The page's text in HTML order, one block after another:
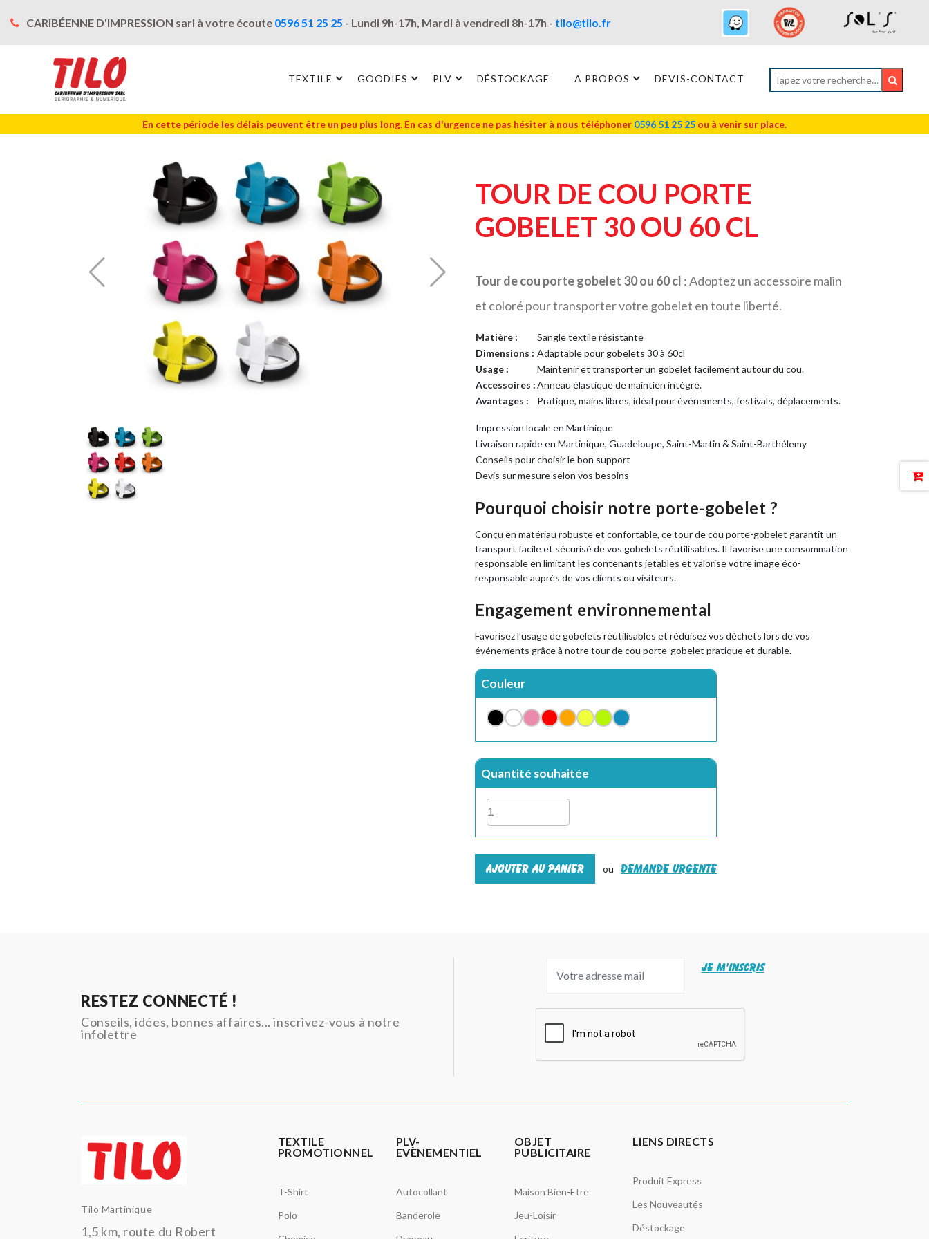
CARIBÉENNE D'IMPRESSION sarl à votre écoute 0596 51 25 25 - Lundi 9h-17h, Mardi à vendredi 8h-17h - tilo@tilo.fr
TEXTILE GOODIES PLV DÉSTOCKAGE A PROPOS DEVIS-CONTACT
En cette période les délais peuvent être un peu plus long. En cas d'urgence ne pas hésiter à nous téléphoner 0596 51 25 25 ou à venir sur place.
TOUR DE COU PORTE
GOBELET 30 OU 60 CL
Tour de cou porte gobelet 30 ou 60 cl : Adoptez un accessoire malin
et coloré pour transporter votre gobelet en toute liberté.
Matière :
Sangle textile résistante
Dimensions : Adaptable pour gobelets 30 à 60cl
Usage :
Maintenir et transporter un gobelet facilement autour du cou.
Accessoires :Anneau élastique de maintien intégré.
Avantages :
Pratique, mains libres, idéal pour événements, festivals, déplacements.
Impression locale en Martinique
Livraison rapide en Martinique, Guadeloupe, Saint-Martin & Saint-Barthélemy
Conseils pour choisir le bon support
Devis sur mesure selon vos besoins
Pourquoi choisir notre porte-gobelet ?
Conçu en matériau robuste et confortable, ce tour de cou porte-gobelet garantit un
transport facile et sécurisé de vos gobelets réutilisables. Il favorise une consommation
responsable en limitant les contenants jetables et valorise votre image éco-
responsable auprès de vos clients ou visiteurs.
Engagement environnemental
Favorisez l'usage de gobelets réutilisables et réduisez vos déchets lors de vos
événements grâce à notre tour de cou porte-gobelet pratique et durable.
Couleur
Quantité souhaitée
Ajouter au panier ou Demande urgente
RESTEZ CONNECTÉ !
Conseils, idées, bonnes affaires... inscrivez-vous à notre
infolettre
JE M'INSCRIS
Tilo Martinique
1,5 km, route du Robert
TEXTILE
PROMOTIONNEL
T-Shirt
Polo
PLV-
EVÈNEMENTIEL
Autocollant
Banderole
OBJET
PUBLICITAIRE
Maison Bien-Etre
Jeu-Loisir
LIENS DIRECTS
Produit Express
Les Nouveautés
Déstockage